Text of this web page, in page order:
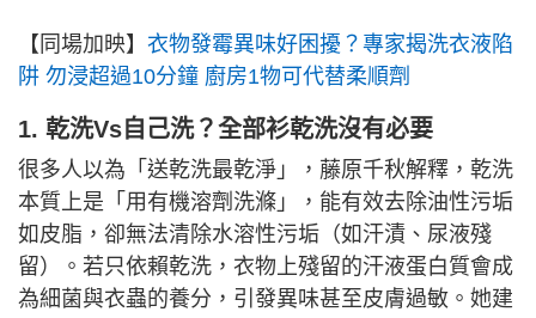
【同場加映】 衣物發霉異味好困擾？專家揭洗衣液陷
阱 勿浸超過10分鐘 廚房1物可代替柔順劑
1. 乾洗Vs自己洗？全部衫乾洗沒有必要
很多人以為「送乾洗最乾淨」，藤原千秋解釋，乾洗
本質上是「用有機溶劑洗滌」，能有效去除油性污垢
如皮脂，卻無法清除水溶性污垢（如汗漬、尿液殘
留）。若只依賴乾洗，衣物上殘留的汗液蛋白質會成
為細菌與衣蟲的養分，引發異味甚至皮膚過敏。她建